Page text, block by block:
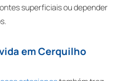
superficiais ou depender
em Cerquilho